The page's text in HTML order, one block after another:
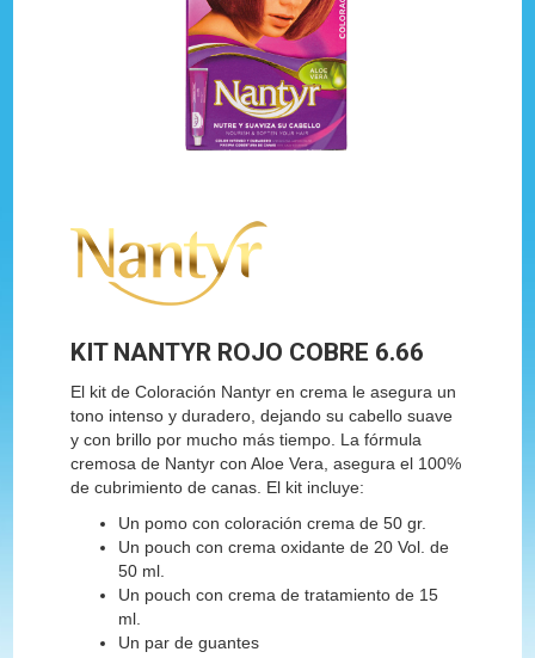
KIT NANTYR ROJO COBRE 6.66
El kit de Coloración Nantyr en crema le asegura un
tono intenso y duradero, dejando su cabello suave
y con brillo por mucho más tiempo. La fórmula
cremosa de Nantyr con Aloe Vera, asegura el 100%
de cubrimiento de canas. El kit incluye:
Un pomo con coloración crema de 50 gr.
Un pouch con crema oxidante de 20 Vol. de
50 ml.
Un pouch con crema de tratamiento de 15
ml.
Un par de guantes